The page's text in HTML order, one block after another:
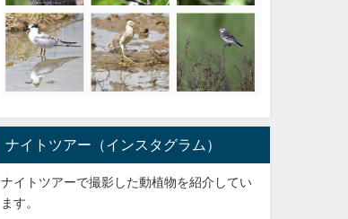
ナイトツアー（インスタグラム）
ナイトツアーで撮影した動植物を紹介してい
ます。